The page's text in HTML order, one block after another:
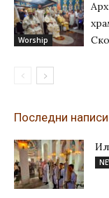
Worship
Последни